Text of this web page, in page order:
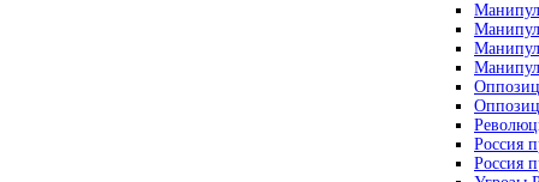
Россия
Россия